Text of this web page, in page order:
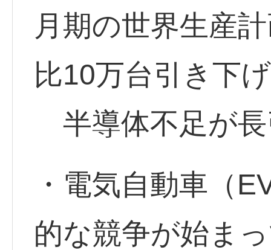
月期の世界生産
比10万台引き下
半導体不足が
・電気自動車（
的な競争が始ま